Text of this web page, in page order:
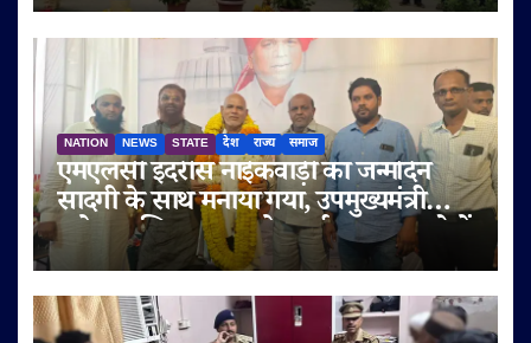
NATION NEWS STATE देश राज्य समाज
एमएलसी इदरीस नाईकवाड़ी का जन्मदिन
सादगी के साथ मनाया गया, उपमुख्यमंत्री
सुनेत्रा अजित पवार समेत कई गणमान्य लोगों
ने दी शुभकामनाएं